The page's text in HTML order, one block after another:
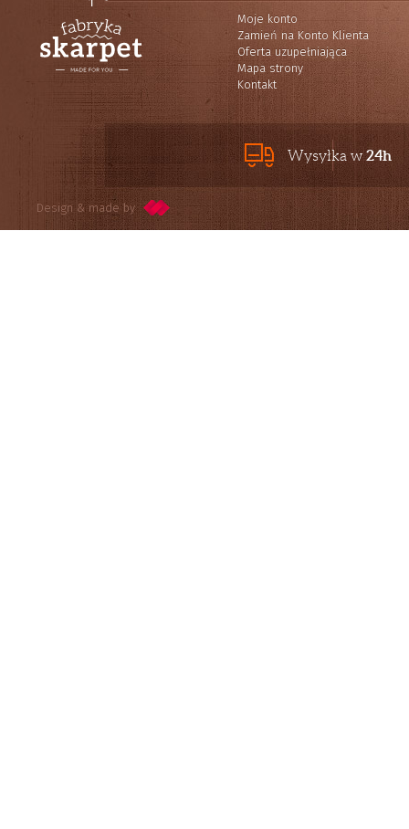
Moje konto
Zamień na Konto Klienta
Oferta uzupełniająca
Mapa strony
Kontakt
Wysyłka w 24h
Design & made by